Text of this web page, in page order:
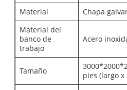
Material
Chapa
Material del
banco de
trabajo
Acero
Tamaño
pies (largo